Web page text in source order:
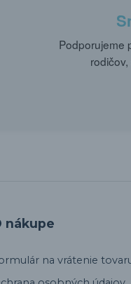
Podporujeme
nákupe
na vrátenie